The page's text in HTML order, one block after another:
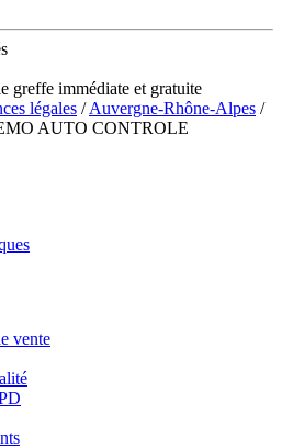
greffe immédiate et gratuite
légales /Auvergne-Rhône-Alpes /
AUTO CONTROLE
vente